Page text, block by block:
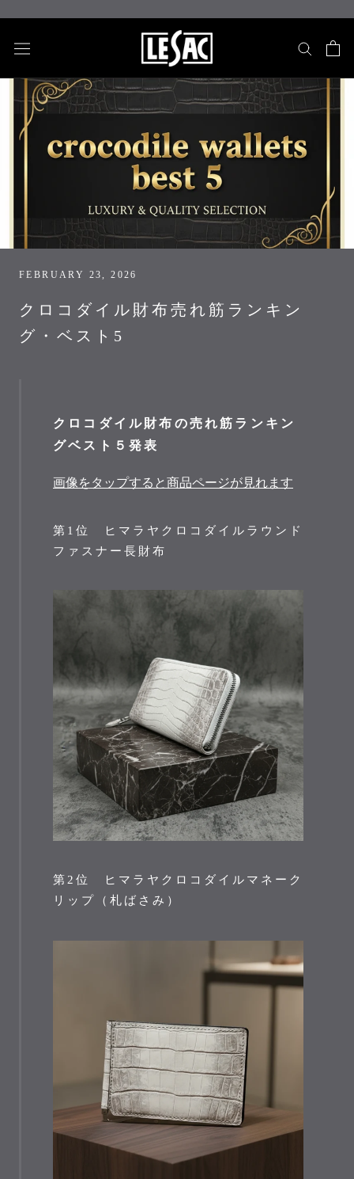
content
FEBRUARY 23, 2026
クロコダイル財布売れ筋ランキン
グ・ベスト5
クロコダイル財布の売れ筋ランキン
グベスト５発表
画像をタップすると商品ページが見れます
第1位 ヒマラヤクロコダイルラウンド
ファスナー長財布
第2位 ヒマラヤクロコダイルマネーク
リップ（札ばさみ）